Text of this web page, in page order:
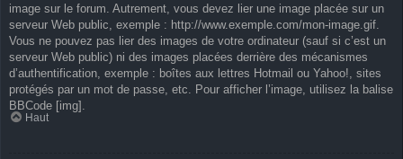
image sur le forum. Autrement, vous devez lier une image placée sur un
serveur Web public, exemple : http://www.exemple.com/mon-image.gif.
Vous ne pouvez pas lier des images de votre ordinateur (sauf si c’est un
serveur Web public) ni des images placées derrière des mécanismes
d’authentification, exemple : boîtes aux lettres Hotmail ou Yahoo!, sites
protégés par un mot de passe, etc. Pour afficher l’image, utilisez la balise
BBCode [img].
Haut